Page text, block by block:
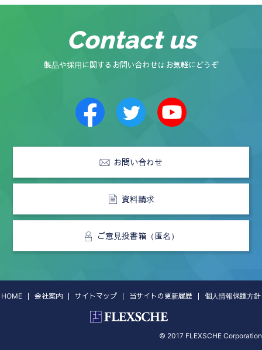
Contact us
製品や採用に関するお問い合わせはお気軽にどうぞ
お問い合わせ
資料請求
ご意見投書箱（匿名）
HOME 会社案内 サイトマップ 当サイトの更新履歴 個人情報保護方針
© 2017 FLEXSCHE Corporation